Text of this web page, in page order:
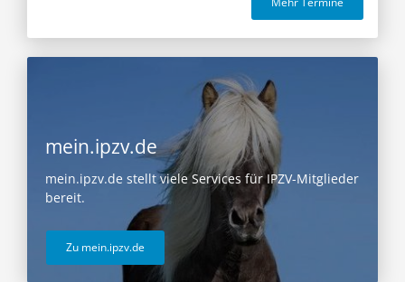
mein.ipzv.de
mein.ipzv.de stellt viele Services für IPZV-Mitglieder
bereit.
Zu mein.ipzv.de